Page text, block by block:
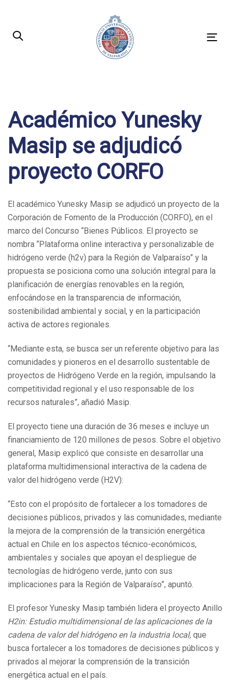
primary
Académico Yunesky
Masip se adjudicó
proyecto CORFO
El académico Yunesky Masip se adjudicó un proyecto de la
Corporación de Fomento de la Producción (CORFO), en el
marco del Concurso “Bienes Públicos. El proyecto se
nombra “Plataforma online interactiva y personalizable de
hidrógeno verde (h2v) para la Región de Valparaíso” y la
propuesta se posiciona como una solución integral para la
planificación de energías renovables en la región,
enfocándose en la transparencia de información,
sostenibilidad ambiental y social, y en la participación
activa de actores regionales.
“Mediante esta, se busca ser un referente objetivo para las
comunidades y pioneros en el desarrollo sustentable de
proyectos de Hidrógeno Verde en la región, impulsando la
competitividad regional y el uso responsable de los
recursos naturales”, añadió Masip.
El proyecto tiene una duración de 36 meses e incluye un
financiamiento de 120 millones de pesos. Sobre el objetivo
general, Masip explicó que consiste en desarrollar una
plataforma multidimensional interactiva de la cadena de
valor del hidrógeno verde (H2V):
“Esto con el propósito de fortalecer a los tomadores de
decisiones públicos, privados y las comunidades, mediante
la mejora de la comprensión de la transición energética
actual en Chile en los aspectos técnico-económicos,
ambientales y sociales que apoyan el despliegue de
tecnologías de hidrógeno verde, junto con sus
implicaciones para la Región de Valparaíso”, apuntó.
El profesor Yunesky Masip también lidera el proyecto Anillo
H2in: Estudio multidimensional de las aplicaciones de la
cadena de valor del hidrógeno en la industria local, que
busca fortalecer a los tomadores de decisiones públicos y
privados al mejorar la comprensión de la transición
energética actual en el país.
navigation